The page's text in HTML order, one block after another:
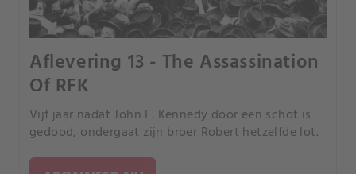
Aflevering 13 - The Assassination
Of RFK
Vijf jaar nadat John F. Kennedy door een schot is
gedood, ondergaat zijn broer Robert hetzelfde lot.